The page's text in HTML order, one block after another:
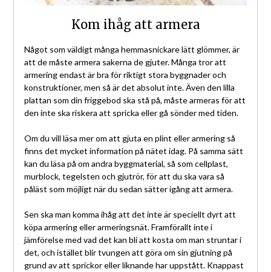
Kom ihåg att armera
Något som väldigt många hemmasnickare lätt glömmer, är
att de måste armera sakerna de gjuter. Många tror att
armering endast är bra för riktigt stora byggnader och
konstruktioner, men så är det absolut inte. Även den lilla
plattan som din friggebod ska stå på, måste armeras för att
den inte ska riskera att spricka eller gå sönder med tiden.
Om du vill läsa mer om att gjuta en plint eller armering så
finns det mycket information på nätet idag. På samma sätt
kan du läsa på om andra byggmaterial, så som cellplast,
murblock, tegelsten och gjutrör, för att du ska vara så
påläst som möjligt när du sedan sätter igång att armera.
Sen ska man komma ihåg att det inte är speciellt dyrt att
köpa armering eller armeringsnät. Framförallt inte i
jämförelse med vad det kan bli att kosta om man struntar i
det, och istället blir tvungen att göra om sin gjutning på
grund av att sprickor eller liknande har uppstått. Knappast